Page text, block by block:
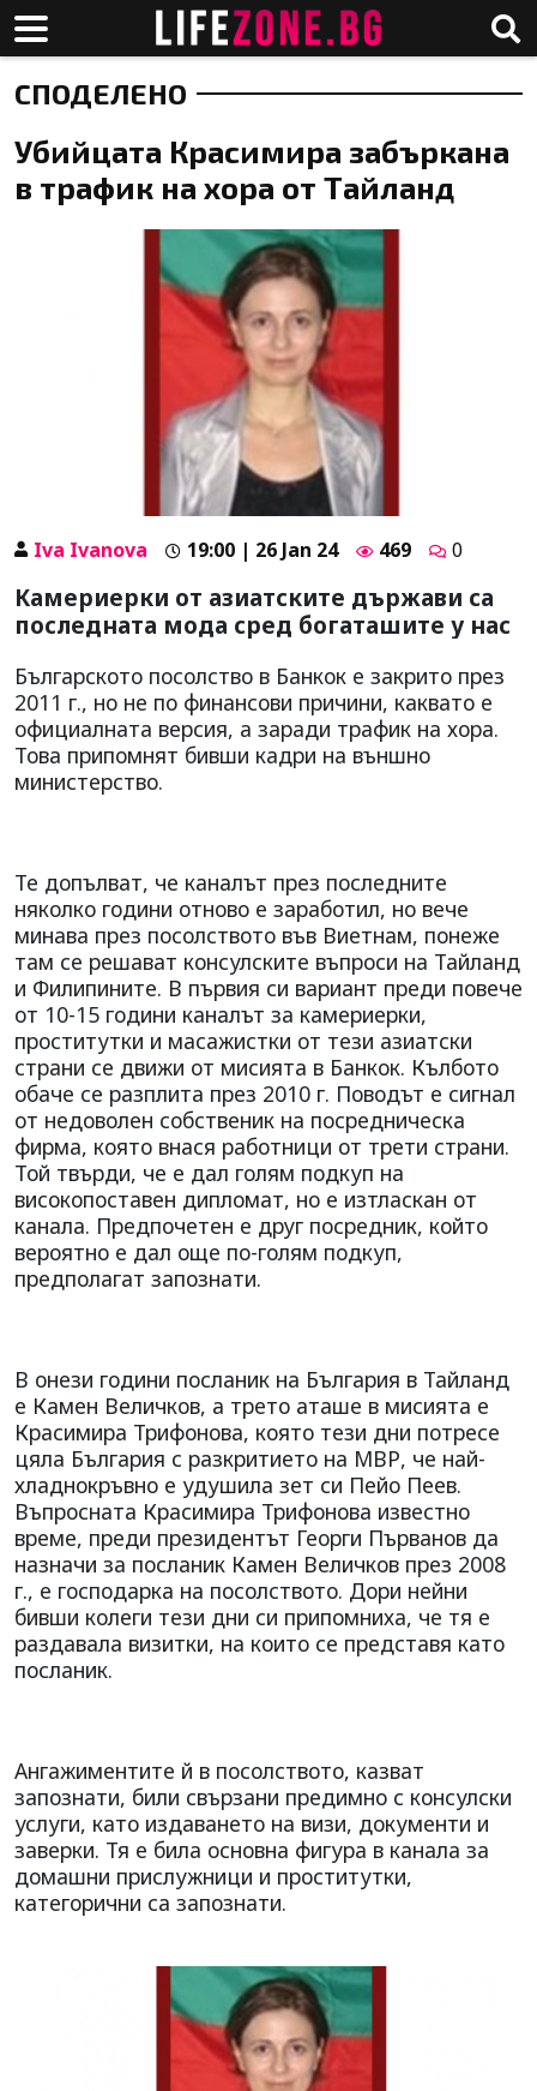
СПОДЕЛЕНО
Убийцата Красимира забъркана
в трафик на хора от Тайланд
Iva Ivanova 19:00 | 26 Jan 24 469 0
Камериерки от азиатските държави са
последната мода сред богаташите у нас
Българското посолство в Банкок е закрито през
2011 г., но не по финансови причини, каквато е
официалната версия, а заради трафик на хора.
Това припомнят бивши кадри на външно
министерство.
Те допълват, че каналът през последните
няколко години отново е заработил, но вече
минава през посолството във Виетнам, понеже
там се решават консулските въпроси на Тайланд
и Филипините. В първия си вариант преди повече
от 10-15 години каналът за камериерки,
проститутки и масажистки от тези азиатски
страни се движи от мисията в Банкок. Кълбото
обаче се разплита през 2010 г. Поводът е сигнал
от недоволен собственик на посредническа
фирма, която внася работници от трети страни.
Той твърди, че е дал голям подкуп на
високопоставен дипломат, но е изтласкан от
канала. Предпочетен е друг посредник, който
вероятно е дал още по-голям подкуп,
предполагат запознати.
В онези години посланик на България в Тайланд
е Камен Величков, а трето аташе в мисията е
Красимира Трифонова, която тези дни потресе
цяла България с разкритието на МВР, че най-
хладнокръвно е удушила зет си Пейо Пеев.
Въпросната Красимира Трифонова известно
време, преди президентът Георги Първанов да
назначи за посланик Камен Величков през 2008
г., е господарка на посолството. Дори нейни
бивши колеги тези дни си припомниха, че тя е
раздавала визитки, на които се представя като
посланик.
Ангажиментите й в посолството, казват
запознати, били свързани предимно с консулски
услуги, като издаването на визи, документи и
заверки. Тя е била основна фигура в канала за
домашни прислужници и проститутки,
категорични са запознати.